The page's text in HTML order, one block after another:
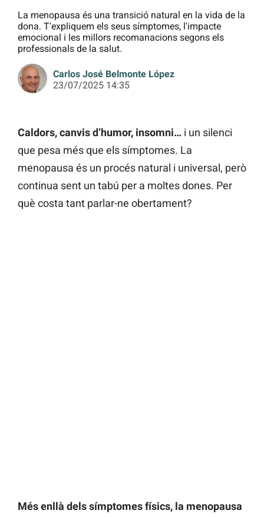
La menopausa és una transició natural en la vida de la
dona. T'expliquem els seus símptomes, l'impacte
emocional i les millors recomanacions segons els
professionals de la salut.
Carlos José Belmonte López
23/07/2025 14:35
Caldors, canvis d’humor, insomni… i un silenci
que pesa més que els símptomes. La
menopausa és un procés natural i universal, però
continua sent un tabú per a moltes dones. Per
què costa tant parlar-ne obertament?
Més enllà dels símptomes físics, la menopausa